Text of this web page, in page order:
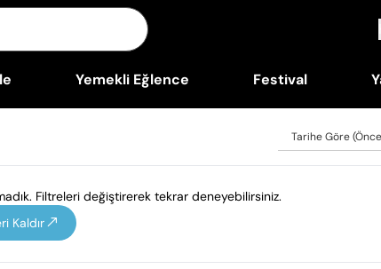
Yemekli Eğlence Festival
Tarihe Göre
Filtreleri değiştirerek tekrar deneyebilirsiniz.
Kaldır